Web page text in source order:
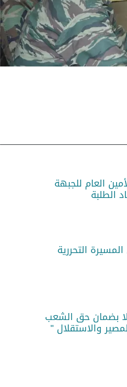
العام للجبهة
الطلبة
التحررية
بضمان حق الشعب
والاستقلال "